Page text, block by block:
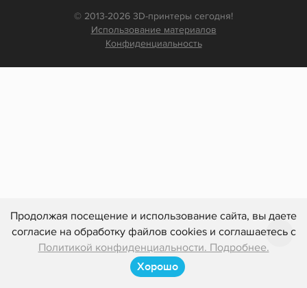
Продолжая посещение и использование сайта, вы даете
согласие на обработку файлов cookies и соглашаетесь с
Политикой конфиденциальности. Подробнее.
Хорошо
© 2013-2026 3D-принтеры сегодня!
Использование материалов
Конфиденциальность